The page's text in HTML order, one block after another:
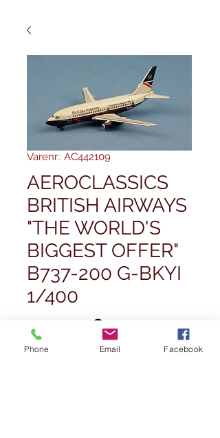
Varenr.: AC442109
AEROCLASSICS
BRITISH AIRWAYS
"THE WORLD'S
BIGGEST OFFER"
B737-200 G-BKYI
1/400
54,99 £Pris
Phone Email Facebook